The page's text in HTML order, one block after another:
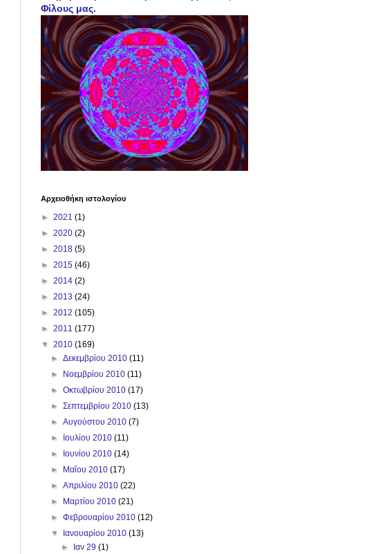
Φίλους μας.
Αρχειοθήκη ιστολογίου
► 2021 (1)
► 2020 (2)
► 2018 (5)
► 2015 (46)
► 2014 (2)
► 2013 (24)
► 2012 (105)
► 2011 (177)
▼ 2010 (169)
►Δεκεμβρίου 2010(11)
► Νοεμβρίου 2010(11)
►Οκτωβρίου 2010(17)
►Σεπτεμβρίου 2010(13)
►Αυγούστου 2010(7)
► Ιουλίου 2010(11)
► Ιουνίου 2010(14)
► Μαΐου 2010(17)
►Απριλίου 2010(22)
► Μαρτίου 2010(21)
►Φεβρουαρίου 2010(12)
▼ Ιανουαρίου 2010(13)
► Ιαν 29 (1)